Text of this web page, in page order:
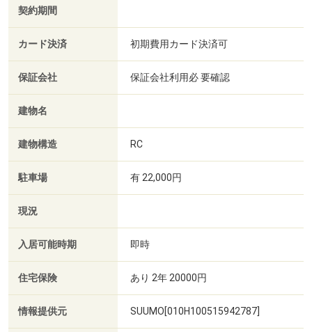
契約期間
カード決済 初期費用カード決済可
保証会社 保証会社利用必 要確認
建物名
建物構造 RC
駐車場 有 22,000円
現況
入居可能時期 即時
住宅保険 あり 2年 20000円
情報提供元 SUUMO[010H100515942787]